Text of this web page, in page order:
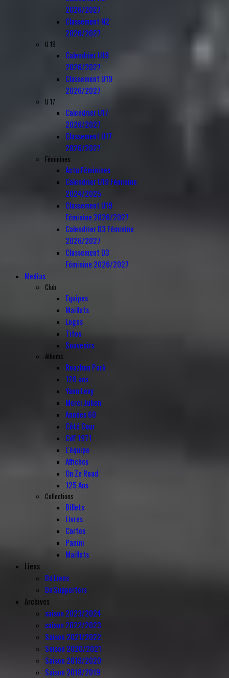
2026/2027
Classement N2
2026/2027
U 19
Calendrier U19
2026/2027
Classement U19
2026/2027
U 17
Calendrier U17
2026/2027
Classement U17
2026/2027
Féminines
Actu Féminines
Calendrier U19 Féminine
2024/2025
Classement U19
Féminine 2026/2027
Calendrier D3 Féminine
2026/2027
Classement D3
Féminine 2026/2027
Medias
Club
Equipes
Maillots
Logos
Tifos
Souvenirs
Albums
Roazhon Park
120 ans
Yann Levy
Merci Julien
Années 60
Côté Cour
CdF 1971
L'équipe
Affiches
On Ze Road
125 Ans
Collections
Billets
Livres
Cartes
Panini
Maillots
Liens
Da'Liens
Da'Supporters
Archives
saison 2023/2024
saison 2022/2023
Saison 2021/2022
Saison 2020/2021
Saison 2019/2020
Saison 2018/2019